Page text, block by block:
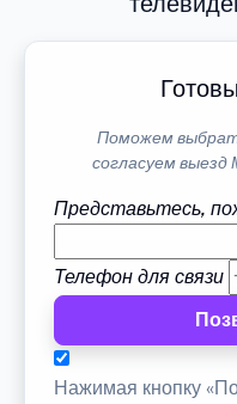
Поможем
согласуем выезд
Представьтесь,
Телефон для связи
Нажимая кнопку